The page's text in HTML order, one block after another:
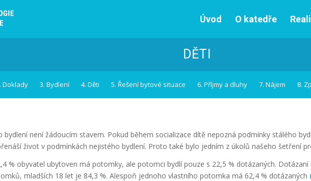
Úvod O katedře
DĚTI
Doklady 3. Bydlení 4. Děti 5. Řešení bytové situace 6. Příjmy a dluhy 7. Nájem 8.
není žádoucím stavem. Pokud během socializace dítě nepozná podmínky stálého
život v podmínkách nejistého bydlení. Proto také bylo jedním z úkolů našeho šetření
% obyvatel ubytoven má potomky, ale potomci bydlí pouze s 22,5 % dotázaných.
mladších 18 let je 84,3 %. Alespoň jednoho vlastního potomka má 62,4 % dotázaných